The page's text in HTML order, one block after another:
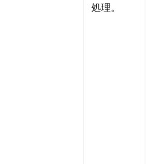
処理。